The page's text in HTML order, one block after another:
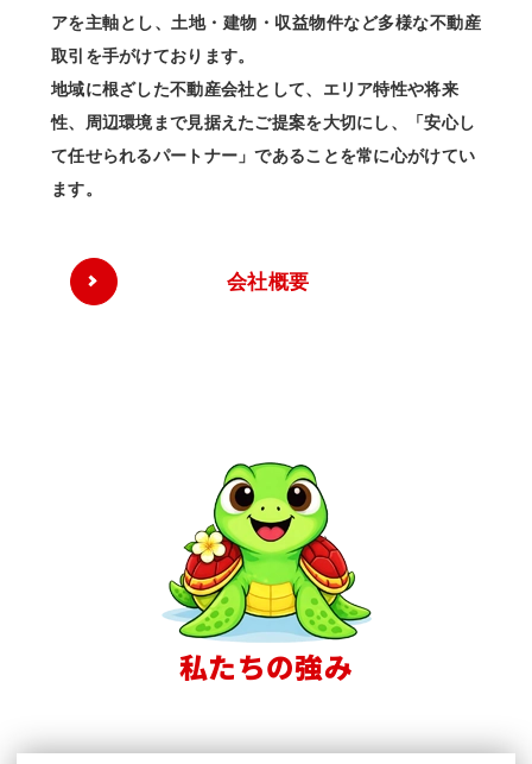
アを主軸とし、土地・建物・収益物件など多様な不動産
取引を手がけております。
地域に根ざした不動産会社として、エリア特性や将来
性、周辺環境まで見据えたご提案を大切にし、「安心し
て任せられるパートナー」であることを常に心がけてい
ます。
会社概要
私たちの強み